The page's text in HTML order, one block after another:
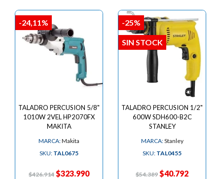
TALADRO PERCUSION 5/8"
1010W 2VEL HP2070FX
MAKITA
MARCA:Makita
SKU: TAL0675
$426.914 $323.990
-24,11%
TALADRO PERCUSION 1/2"
600W SDH600-B2C
STANLEY
MARCA:Stanley
SKU: TAL0455
$54.389 $40.792
-25%
SIN STOCK